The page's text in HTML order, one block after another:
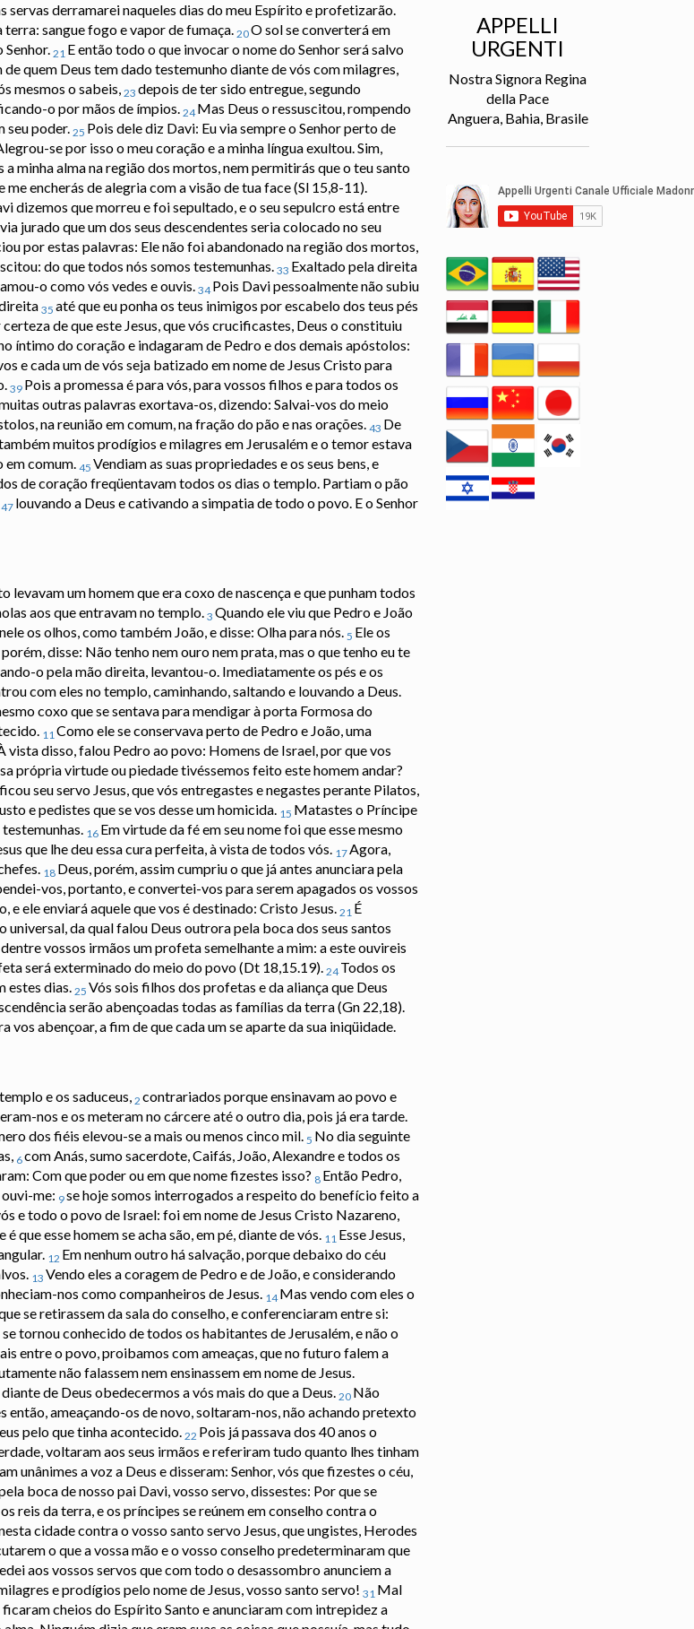
servas derramarei naqueles dias do meu Espírito e profetizarão.
sangue fogo e vapor de fumaça.20O sol se converterá em
Senhor.21 E então todo o que invocar o nome do Senhor será salvo
quem Deus tem dado testemunho diante de vós com milagres,
mesmos o sabeis, 23 depois de ter sido entregue, segundo
o por mãos de ímpios. 24 Mas Deus o ressuscitou, rompendo
seu poder. 25 Pois dele diz Davi: Eu via sempre o Senhor perto de
se por isso o meu coração e a minha língua exultou. Sim,
a minha alma na região dos mortos, nem permitirás que o teu santo
encherás de alegria com a visão de tua face (Sl 15,8-11).
que morreu e foi sepultado, e o seu sepulcro está entre
jurado que um dos seus descendentes seria colocado no seu
por estas palavras: Ele não foi abandonado na região dos mortos,
do que todos nós somos testemunhas.33 Exaltado pela direita
o como vós vedes e ouvis. 34 Pois Davi pessoalmente não subiu
35 até que eu ponha os teus inimigos por escabelo dos teus pés
de que este Jesus, que vós crucificastes, Deus o constituiu
íntimo do coração e indagaram de Pedro e dos demais apóstolos:
e cada um de vós seja batizado em nome de Jesus Cristo para
39 Pois a promessa é para vós, para vossos filhos e para todos os
outras palavras exortava-os, dizendo: Salvai-vos do meio
na reunião em comum, na fração do pão e nas orações. 43 De
muitos prodígios e milagres em Jerusalém e o temor estava
em comum. 45 Vendiam as suas propriedades e os seus bens, e
de coração freqüentavam todos os dias o templo. Partiam o pão
47 louvando a Deus e cativando a simpatia de todo o povo. E o Senhor
levavam um homem que era coxo de nascença e que punham todos
aos que entravam no templo. 3 Quando ele viu que Pedro e João
os olhos, como também João, e disse: Olha para nós.5 Ele os
disse: Não tenho nem ouro nem prata, mas o que tenho eu te
o pela mão direita, levantou-o. Imediatamente os pés e os
com eles no templo, caminhando, saltando e louvando a Deus.
coxo que se sentava para mendigar à porta Formosa do
11Como ele se conservava perto de Pedro e João, uma
vista disso, falou Pedro ao povo: Homens de Israel, por que vos
própria virtude ou piedade tivéssemos feito este homem andar?
seu servo Jesus, que vós entregastes e negastes perante Pilatos,
e pedistes que se vos desse um homicida. 15 Matastes o Príncipe
16 Em virtude da fé em seu nome foi que esse mesmo
que lhe deu essa cura perfeita, à vista de todos vós. 17Agora,
18 Deus, porém, assim cumpriu o que já antes anunciara pela
vos, portanto, e convertei-vos para serem apagados os vossos
ele enviará aquele que vos é destinado: Cristo Jesus. 21 É
da qual falou Deus outrora pela boca dos seus santos
vossos irmãos um profeta semelhante a mim: a este ouvireis
será exterminado do meio do povo (Dt 18,15.19). 24 Todos os
estes dias.25 Vós sois filhos dos profetas e da aliança que Deus
serão abençoadas todas as famílias da terra (Gn 22,18).
abençoar, a fim de que cada um se aparte da sua iniqüidade.
e os saduceus,2 contrariados porque ensinavam ao povo e
nos e os meteram no cárcere até o outro dia, pois já era tarde.
dos fiéis elevou-se a mais ou menos cinco mil. 5 No dia seguinte
6com Anás, sumo sacerdote, Caifás, João, Alexandre e todos os
Com que poder ou em que nome fizestes isso? 8 Então Pedro,
me: 9se hoje somos interrogados a respeito do benefício feito a
e todo o povo de Israel: foi em nome de Jesus Cristo Nazareno,
que esse homem se acha são, em pé, diante de vós. 11 Esse Jesus,
12 Em nenhum outro há salvação, porque debaixo do céu
13 Vendo eles a coragem de Pedro e de João, e considerando
nos como companheiros de Jesus. 14 Mas vendo com eles o
se retirassem da sala do conselho, e conferenciaram entre si:
tornou conhecido de todos os habitantes de Jerusalém, e não o
entre o povo, proibamos com ameaças, que no futuro falem a
não falassem nem ensinassem em nome de Jesus.
de Deus obedecermos a vós mais do que a Deus. 20 Não
então, ameaçando-os de novo, soltaram-nos, não achando pretexto
pelo que tinha acontecido.22 Pois já passava dos 40 anos o
voltaram aos seus irmãos e referiram tudo quanto lhes tinham
unânimes a voz a Deus e disseram: Senhor, vós que fizestes o céu,
boca de nosso pai Davi, vosso servo, dissestes: Por que se
reis da terra, e os príncipes se reúnem em conselho contra o
cidade contra o vosso santo servo Jesus, que ungistes, Herodes
o que a vossa mão e o vosso conselho predeterminaram que
aos vossos servos que com todo o desassombro anunciem a
e prodígios pelo nome de Jesus, vosso santo servo! 31 Mal
cheios do Espírito Santo e anunciaram com intrepidez a
APPELLI
URGENTI
Nostra Signora Regina
della Pace
Anguera, Bahia, Brasile